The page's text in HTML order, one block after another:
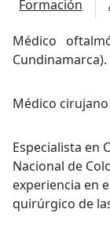
Formación
Médico
Cundinamarca).
Médico
Especialista en
Nacional de
experiencia en
quirúrgico de